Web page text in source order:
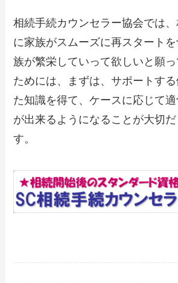
相続手続カウンセラー協会では
に家族がスムーズに再スタート
族が繁栄していって欲しいと願
ためには、まずは、サポートす
た知識を得て、ケースに応じて
が出来るようになることが大切
す。